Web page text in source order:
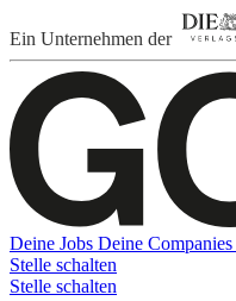
Ein Unternehmen der
Deine Jobs Deine Companies
Stelle schalten
Stelle schalten